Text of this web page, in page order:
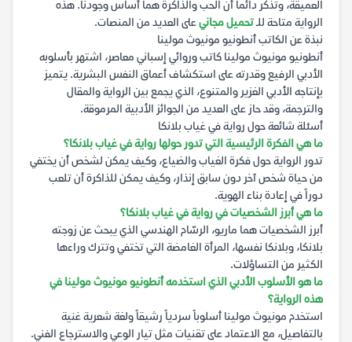
العميقة، وتذكر دائماً أن الحب والذاكرة هما أساس وجودنا. هذه
الرواية متاحة للـتحميل مجانيعلى العديد من المنصات.
نبذة عن الكاتب أنطونيو مونيوث مولينا
أنطونيو مونيوث مولينا كاتب وروائي إسباني معاصر، اشتهر بأسلوبه
الأدبي الرفيع وقدرته على استكشاف أعماق النفس البشرية. يتميز
بإنتاجه الأدبي الغزير والمتنوع، الذي يجمع بين الرواية والمقال
والترجمة، وقد حاز على العديد من الجوائز الأدبية المرموقة.
أسئلة شائعة حول رواية في غياب بلانكا
ما هي الفكرة الرئيسية التي تدور حولها رواية في غياب بلانكا؟
تدور الرواية حول فكرة الغياب والضياع، وكيف يمكن لشخص أن يختفي
من حياة شخص آخر دون سابق إنذار، وكيف يمكن للذاكرة أن تلعب
دوراً في إعادة بناء الهوية.
ما هي أبرز الشخصيات في رواية في غياب بلانكا؟
أبرز الشخصيات هما ماريو، الرسّام الهندسي الذي يبحث عن زوجته
بلانكا، وبلانكا نفسها، المرأة الغامضة التي تختفي وتترك وراءها
الكثير من التساؤلات.
ما هو الأسلوب الأدبي الذي استخدمه أنطونيو مونيوث مولينا في
هذه الرواية؟
استخدم مونيوث مولينا أسلوباً سردياً رشيقاً ولغة شعرية غنية
بالتفاصيل، مع الاعتماد على تقنيات مثل تيار الوعي والاسترجاع الفني.